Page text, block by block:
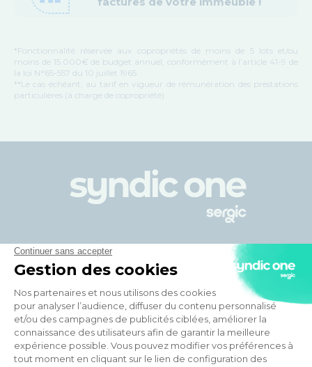
*Fonctionnalité réservée aux copropriétés de moins de 5 lots et/ou
moins de 15.000€ de budget annuel, conformément à l’article 41-9 de
la loi N°65-557 du 10 juillet 1965
**Le cas échéant, au tarif en vigueur de rémunération des prestations
particulières (à charge de copropriété)
Votre syndic en ligne
Avantages de Syndic One
En savoir plus